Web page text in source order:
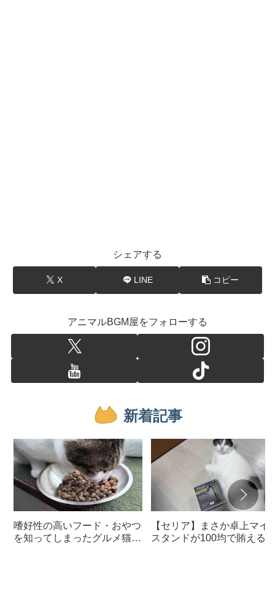
シェアする
X LINE コピー
アニマルBGM屋をフォローする
新着記事
嗜好性の高いフード・おやつ
を知ってしまったグルメ猫の
【セリア】まさか卓上マイ
スタンドが100均で賄えるな